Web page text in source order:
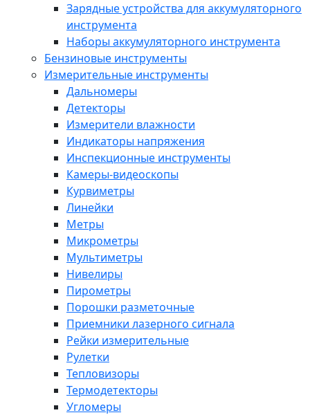
Зарядные устройства для аккумуляторного
инструмента
Наборы аккумуляторного инструмента
Бензиновые инструменты
Измерительные инструменты
Дальномеры
Детекторы
Измерители влажности
Индикаторы напряжения
Инспекционные инструменты
Камеры-видеоскопы
Курвиметры
Линейки
Метры
Микрометры
Мультиметры
Нивелиры
Пирометры
Порошки разметочные
Приемники лазерного сигнала
Рейки измерительные
Рулетки
Тепловизоры
Термодетекторы
Угломеры